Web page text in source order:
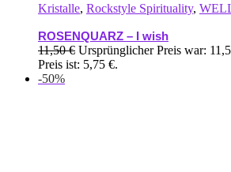
Kristalle, Rockstyle Spirituality,
ROSENQUARZ – I wish
11,50€ Ursprünglicher Preis war:
Preis ist: 5,75 €.
-50%